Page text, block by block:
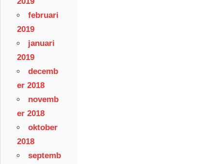
februari
2019
januari
2019
decemb
er 2018
novemb
er 2018
oktober
2018
septemb